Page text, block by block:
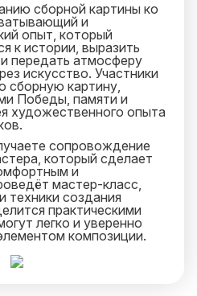
сборной картины ко
и
опыт, который
к истории, выразить
передать атмосферу
искусство. Участники
сборную картину,
Победы, памяти и
художественного опыта
сопровождение
который сделает
и
мастер-класс,
техники создания
практическими
легко и уверенно
композиции.
участников и